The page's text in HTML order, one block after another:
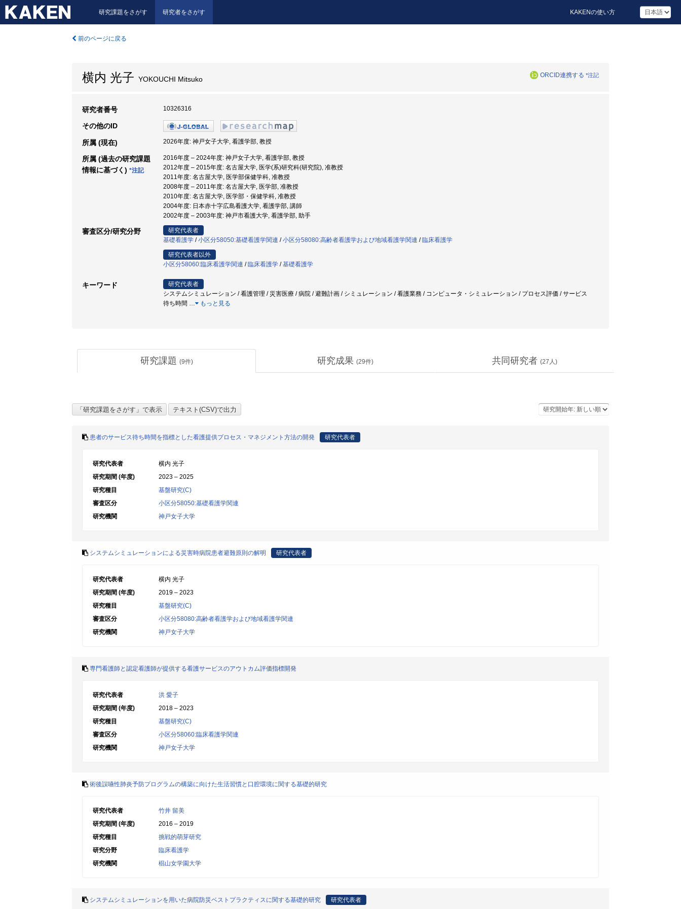
研究課題をさがす 研究者をさがす KAKENの使い方
前のページに戻る
横内 光子 YOKOUCHI Mitsuko ORCID連携する *注記
研究者番号 10326316
その他のID
所属 (現在) 2026年度: 神戸女子大学, 看護学部, 教授
所属 (過去の研究課題
情報に基づく) *注記
2016年度 – 2024年度: 神戸女子大学, 看護学部, 教授
2012年度 – 2015年度: 名古屋大学, 医学(系)研究科(研究院), 准教授
2011年度: 名古屋大学, 医学部保健学科, 准教授
2008年度 – 2011年度: 名古屋大学, 医学部, 准教授
2010年度: 名古屋大学, 医学部・保健学科, 准教授
2004年度: 日本赤十字広島看護大学, 看護学部, 講師
2002年度 – 2003年度: 神戸市看護大学, 看護学部, 助手
審査区分/研究分野
研究代表者
基礎看護学 /小区分58050:基礎看護学関連 /小区分58080:高齢者看護学および地域看護学関連 / 臨床看護学
研究代表者以外
小区分58060:臨床看護学関連 / 臨床看護学 /基礎看護学
キーワード
研究代表者
システムシミュレーション / 看護管理 / 災害医療 / 病院 / 避難計画 / シミュレーション / 看護業務 / コンピュータ・シミュレーション / プロセス評価 / サービス
待ち時間 … もっと見る
研究課題 (9件) 研究成果 (29件) 共同研究者 (27 人)
患者のサービス待ち時間を指標とした看護提供プロセス・マネジメント方法の開発 研究代表者
研究代表者
横内 光子
研究期間 (年度)
2023 – 2025
研究種目
基盤研究(C)
審査区分
小区分58050:基礎看護学関連
研究機関
神戸女子大学
システムシミュレーションによる災害時病院患者避難原則の解明 研究代表者
研究代表者
横内 光子
研究期間 (年度)
2019 – 2023
研究種目
基盤研究(C)
審査区分
小区分58080:高齢者看護学および地域看護学関連
研究機関
神戸女子大学
専門看護師と認定看護師が提供する看護サービスのアウトカム評価指標開発
研究代表者
洪 愛子
研究期間 (年度)
2018 – 2023
研究種目
基盤研究(C)
審査区分
小区分58060:臨床看護学関連
研究機関
神戸女子大学
術後誤嚥性肺炎予防プログラムの構築に向けた生活習慣と口腔環境に関する基礎的研究
研究代表者
竹井 留美
研究期間 (年度)
2016 – 2019
研究種目
挑戦的萌芽研究
研究分野
臨床看護学
研究機関
椙山女学園大学
システムシミュレーションを用いた病院防災ベストプラクティスに関する基礎的研究 研究代表者